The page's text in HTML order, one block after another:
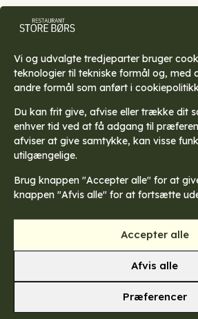
Vi og udvalgte tredjeparter bruger
teknologier til tekniske formål og, med
andre formål som anført i
Du kan frit give, afvise eller trække dit
enhver tid ved at få adgang til
afviser at give samtykke, kan visse
utilgængelige.
Brug knappen "Accepter alle" for at
knappen "Afvis alle" for at fortsætte
Accepter alle
Afvis alle
Præferencer
Foretter
Hovedretter
4 Retters menu
Vin menu
TAPAS FOR 2